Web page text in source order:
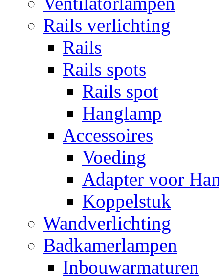
Rails verlichting
Rails
Rails spots
Rails spot
Hanglamp
Accessoires
Voeding
Adapter voor
Koppelstuk
Wandverlichting
Badkamerlampen
Inbouwarmaturen